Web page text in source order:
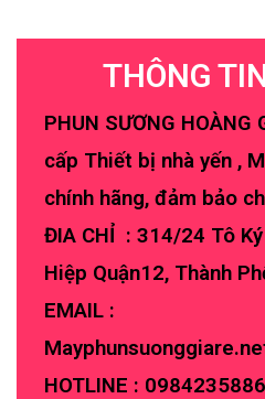
THÔNG
PHUN SƯƠNG HOÀNG
cấp Thiết bị nhà yến ,
chính hãng, đảm bảo
ĐIA CHỈ : 314/24 Tô
Hiệp Quận12, Thành
EMAIL :
HOTLINE : 0984235886